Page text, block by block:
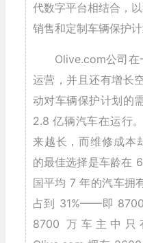
代数字平台相结合，
销售和定制车辆保护计
Olive.com公司在
运营，并且还有增长
动对车辆保护计划的
2.8 亿辆汽车在运行
来越长，而维修成本
的最佳选择是车龄在
国平均 7 年的汽车拥
占到 31%——即
8700 万车主中只